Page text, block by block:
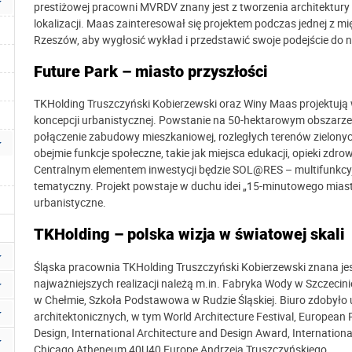
prestiżowej pracowni MVRDV znany jest z tworzenia
lokalizacji. Maas zainteresował się projektem podczas jednej z
Rzeszów, aby wygłosić wykład i przedstawić swoje podejście do
Future Park – miasto przyszłości
TKHolding Truszczyński Kobierzewski oraz Winy Maas
koncepcji urbanistycznej. Powstanie na 50-hektarowym
połączenie zabudowy mieszkaniowej, rozległych terenów
obejmie funkcje społeczne, takie jak miejsca edukacji, opieki
Centralnym elementem inwestycji będzie SOL@RES –
tematyczny. Projekt powstaje w duchu idei „15-minutowego
urbanistyczne.
TKHolding – polska wizja w światowej skali
Śląska pracownia TKHolding Truszczyński Kobierzewski znana
najważniejszych realizacji należą m.in. Fabryka Wody w
w Chełmie, Szkoła Podstawowa w Rudzie Śląskiej. Biuro
architektonicznych, w tym World Architecture Festival, European
Design, International Architecture and Design Award,
Chicago Atheneum 40U40 Europe Andrzeja Truszczyńskiego.